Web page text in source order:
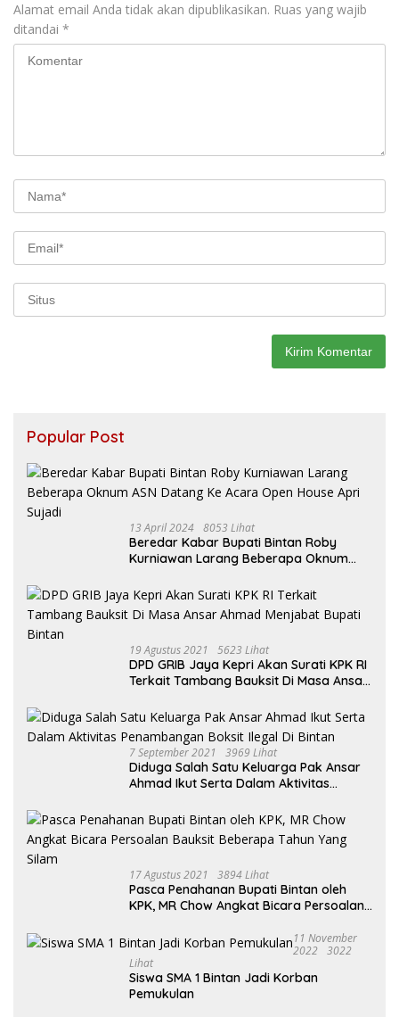
Alamat email Anda tidak akan dipublikasikan. Ruas yang wajib
ditandai *
Popular Post
13 April 2024 8053 Lihat
Beredar Kabar Bupati Bintan Roby
Kurniawan Larang Beberapa Oknum
Sujadi
19 Agustus 2021 5623 Lihat
DPD GRIB Jaya Kepri Akan Surati KPK RI
Terkait Tambang Bauksit Di Masa Ansar
7 September 2021 3969 Lihat
Diduga Salah Satu Keluarga Pak Ansar
Ahmad Ikut Serta Dalam Aktivitas
17 Agustus 2021 3894 Lihat
Pasca Penahanan Bupati Bintan oleh
KPK, MR Chow Angkat Bicara Persoalan
11 November
2022 3022
Lihat
Siswa SMA 1 Bintan Jadi Korban
Pemukulan